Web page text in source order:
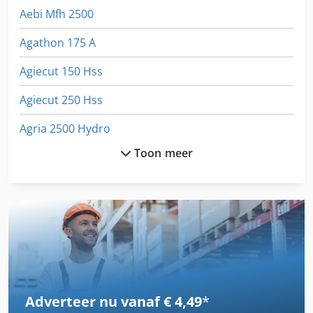
Aebi Mfh 2500
Agathon 175 A
Agiecut 150 Hss
Agiecut 250 Hss
Agria 2500 Hydro
Agria 4800
Agria 5300
Agria 900 S
Agria 9600
Toon meer
Adverteer nu vanaf € 4,49*